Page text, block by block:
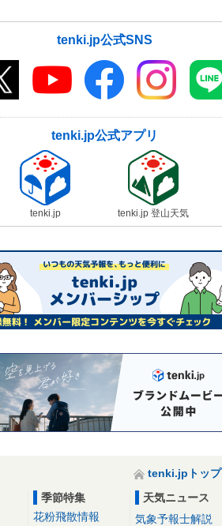
tenki.jp公式SNS
tenki.jp公式アプリ
tenki.jp tenki.jp 登山天気
tenki.jpトップ
季節特集
花粉飛散情報
天気ニュース
気象予報士解説